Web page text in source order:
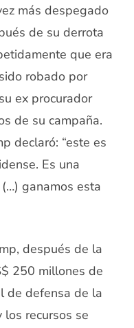
más despegado
de su derrota
que era
robado por
ex procurador
de su campaña.
declaró: “este es
Es una
ganamos esta
después de la
250 millones de
de defensa de la
los recursos se